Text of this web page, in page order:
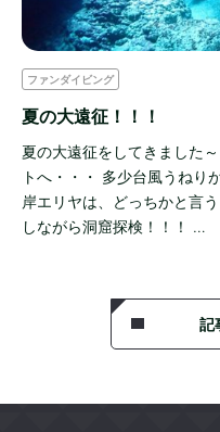
ファンダイビング
夏の大遠征！！！
夏の大遠征をしてきました
トへ・・・ 多少台風うねり
岸エリヤは、どっちかと言
しながら洞窟探検！！！ …
記